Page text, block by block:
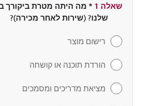
שאלה 1 * שדה חובה
מה היתה מטרת ביקורך
שלנו? (שירות לאחר מכירה)?
רישום מוצר
הורדת תוכנה או קושחה
מציאת מדריכים ומסמכים